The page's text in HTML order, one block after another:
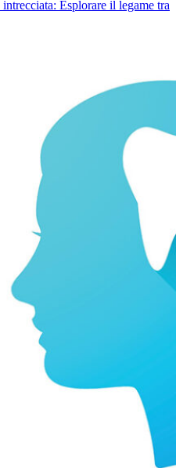
Esplorare il legame tra